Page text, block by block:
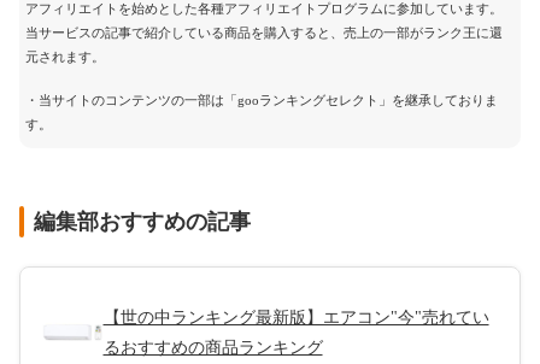
アフィリエイトを始めとした各種アフィリエイトプログラムに参加しています。
当サービスの記事で紹介している商品を購入すると、売上の一部がランク王に還
元されます。
・当サイトのコンテンツの一部は「gooランキングセレクト」を継承しておりま
す。
編集部おすすめの記事
【世の中ランキング最新版】エアコン"今"売れてい
るおすすめの商品ランキング